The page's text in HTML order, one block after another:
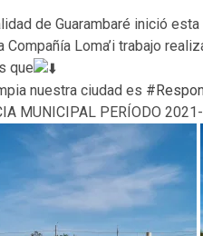
de Guarambaré inició
Compañía Loma’i trabajo
que
nuestra ciudad es
MUNICIPAL PERÍODO